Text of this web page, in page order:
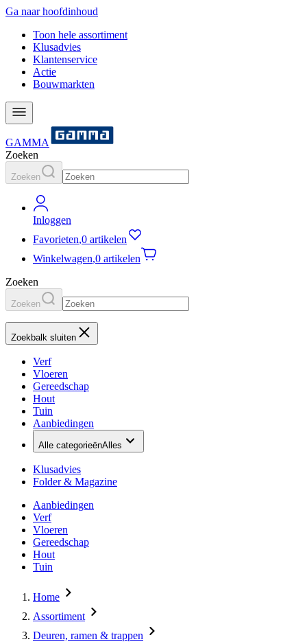
Ga naar hoofdinhoud
Toon hele assortiment
Klusadvies
Klantenservice
Actie
Bouwmarkten
GAMMA
Zoeken
Zoeken
Inloggen
Favorieten,0 artikelen
Winkelwagen,0 artikelen
Zoeken
Zoeken
Zoekbalk sluiten
Verf
Vloeren
Gereedschap
Hout
Tuin
Aanbiedingen
Alle categorieënAlles
Klusadvies
Folder & Magazine
Aanbiedingen
Verf
Vloeren
Gereedschap
Hout
Tuin
Home
Assortiment
Deuren, ramen & trappen